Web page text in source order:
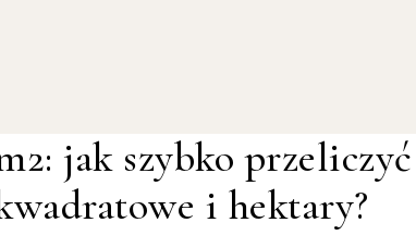
jak szybko przeliczyć
i hektary?